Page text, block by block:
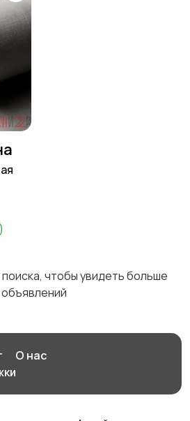
чтобы увидеть больше
объявлений
О нас